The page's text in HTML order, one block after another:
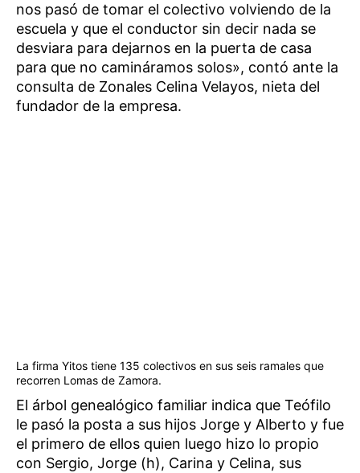
nos pasó de tomar el colectivo volviendo de la
escuela y que el conductor sin decir nada se
desviara para dejarnos en la puerta de casa
para que no camináramos solos», contó ante la
consulta de Zonales Celina Velayos, nieta del
fundador de la empresa.
La firma Yitos tiene 135 colectivos en sus seis ramales que
recorren Lomas de Zamora.
El árbol genealógico familiar indica que Teófilo
le pasó la posta a sus hijos Jorge y Alberto y fue
el primero de ellos quien luego hizo lo propio
con Sergio, Jorge (h), Carina y Celina, sus